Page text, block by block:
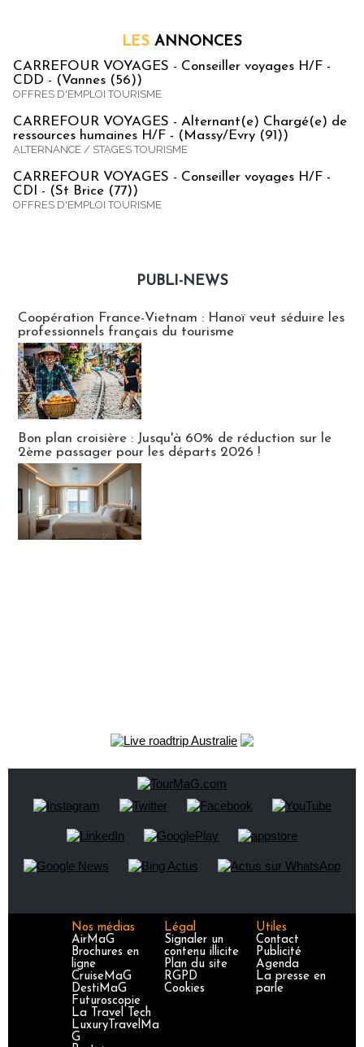
LES ANNONCES
CARREFOUR VOYAGES - Conseiller voyages H/F -
CDD - (Vannes (56))
OFFRES D'EMPLOI TOURISME
CARREFOUR VOYAGES - Alternant(e) Chargé(e) de
ressources humaines H/F - (Massy/Evry (91))
ALTERNANCE / STAGES TOURISME
CARREFOUR VOYAGES - Conseiller voyages H/F -
CDI - (St Brice (77))
OFFRES D'EMPLOI TOURISME
PUBLI-NEWS
Coopération France-Vietnam : Hanoï veut séduire les
professionnels français du tourisme
Bon plan croisière : Jusqu'à 60% de réduction sur le
2ème passager pour les départs 2026 !
Nos médias
AirMaG
Brochures en
ligne
CruiseMaG
DestiMaG
Futuroscopie
La Travel Tech
LuxuryTravelMa
G
Légal
Signaler un
contenu illicite
Plan du site
RGPD
Cookies
Utiles
Contact
Publicité
Agenda
La presse en
parle